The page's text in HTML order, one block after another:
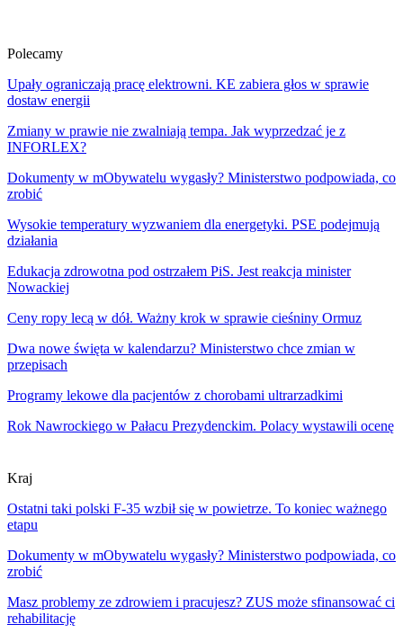
Polecamy
Upały ograniczają pracę elektrowni. KE zabiera głos w sprawie
dostaw energii
Zmiany w prawie nie zwalniają tempa. Jak wyprzedzać je z
INFORLEX?
Dokumenty w mObywatelu wygasły? Ministerstwo podpowiada, co
zrobić
Wysokie temperatury wyzwaniem dla energetyki. PSE podejmują
działania
Edukacja zdrowotna pod ostrzałem PiS. Jest reakcja minister
Nowackiej
Ceny ropy lecą w dół. Ważny krok w sprawie cieśniny Ormuz
Dwa nowe święta w kalendarzu? Ministerstwo chce zmian w
przepisach
Programy lekowe dla pacjentów z chorobami ultrarzadkimi
Rok Nawrockiego w Pałacu Prezydenckim. Polacy wystawili ocenę
Kraj
Ostatni taki polski F-35 wzbił się w powietrze. To koniec ważnego
etapu
Dokumenty w mObywatelu wygasły? Ministerstwo podpowiada, co
zrobić
Masz problemy ze zdrowiem i pracujesz? ZUS może sfinansować ci
rehabilitację